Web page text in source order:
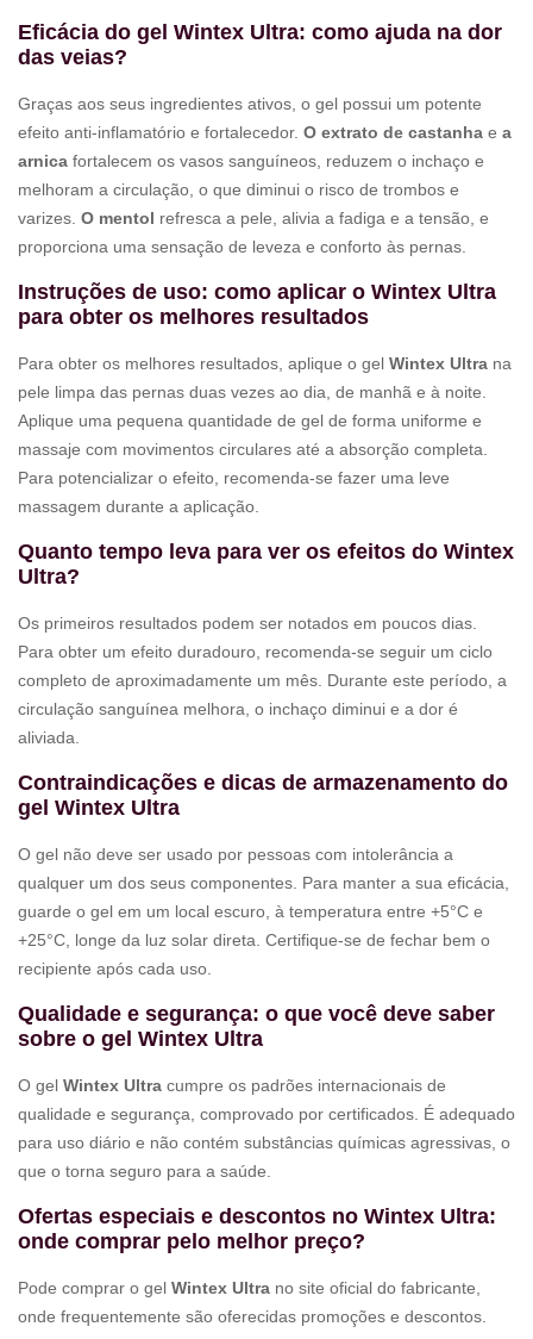
Eficácia do gel Wintex Ultra: como ajuda na dor
das veias?
Graças aos seus ingredientes ativos, o gel possui um potente
efeito anti-inflamatório e fortalecedor. O extrato de castanha e a
arnica fortalecem os vasos sanguíneos, reduzem o inchaço e
melhoram a circulação, o que diminui o risco de trombos e
varizes. O mentol refresca a pele, alivia a fadiga e a tensão, e
proporciona uma sensação de leveza e conforto às pernas.
Instruções de uso: como aplicar o Wintex Ultra
para obter os melhores resultados
Para obter os melhores resultados, aplique o gel Wintex Ultra na
pele limpa das pernas duas vezes ao dia, de manhã e à noite.
Aplique uma pequena quantidade de gel de forma uniforme e
massaje com movimentos circulares até a absorção completa.
Para potencializar o efeito, recomenda-se fazer uma leve
massagem durante a aplicação.
Quanto tempo leva para ver os efeitos do Wintex
Ultra?
Os primeiros resultados podem ser notados em poucos dias.
Para obter um efeito duradouro, recomenda-se seguir um ciclo
completo de aproximadamente um mês. Durante este período, a
circulação sanguínea melhora, o inchaço diminui e a dor é
aliviada.
Contraindicações e dicas de armazenamento do
gel Wintex Ultra
O gel não deve ser usado por pessoas com intolerância a
qualquer um dos seus componentes. Para manter a sua eficácia,
guarde o gel em um local escuro, à temperatura entre +5°C e
+25°C, longe da luz solar direta. Certifique-se de fechar bem o
recipiente após cada uso.
Qualidade e segurança: o que você deve saber
sobre o gel Wintex Ultra
O gel Wintex Ultra cumpre os padrões internacionais de
qualidade e segurança, comprovado por certificados. É adequado
para uso diário e não contém substâncias químicas agressivas, o
que o torna seguro para a saúde.
Ofertas especiais e descontos no Wintex Ultra:
onde comprar pelo melhor preço?
Pode comprar o gel Wintex Ultra no site oficial do fabricante,
onde frequentemente são oferecidas promoções e descontos.